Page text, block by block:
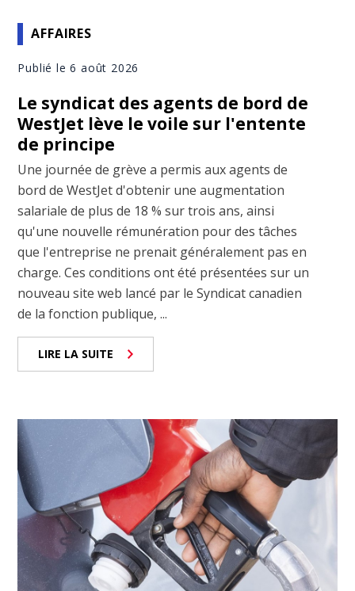
AFFAIRES
Publié le 6 août 2026
Le syndicat des agents de bord de
WestJet lève le voile sur l'entente
de principe
Une journée de grève a permis aux agents de
bord de WestJet d'obtenir une augmentation
salariale de plus de 18 % sur trois ans, ainsi
qu'une nouvelle rémunération pour des tâches
que l'entreprise ne prenait généralement pas en
charge. Ces conditions ont été présentées sur un
nouveau site web lancé par le Syndicat canadien
de la fonction publique, ...
LIRE LA SUITE